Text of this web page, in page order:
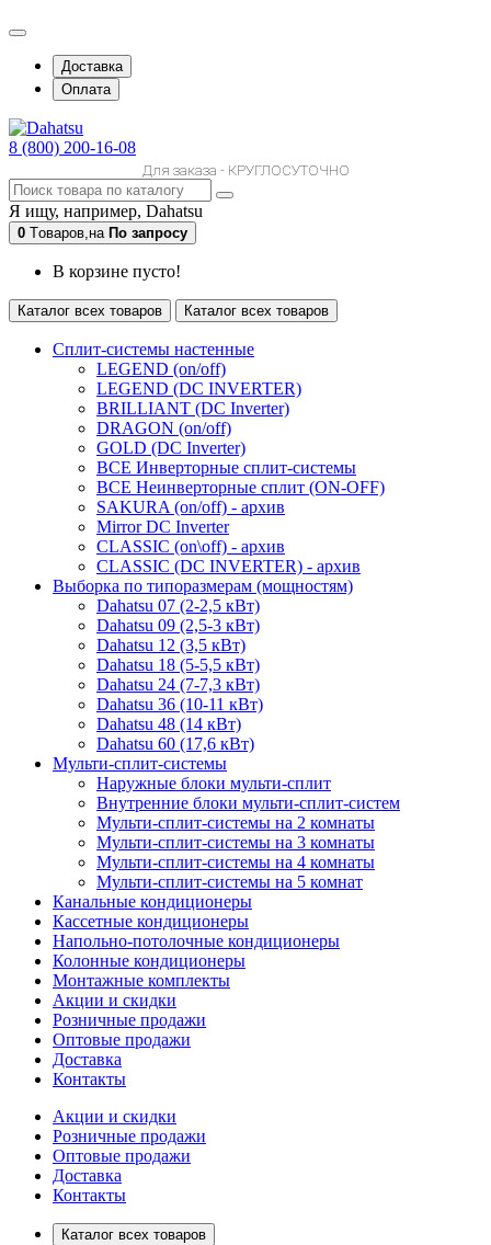
Доставка
Оплата
8 (800) 200-16-08
Для заказа - КРУГЛОСУТОЧНО
Я ищу, например, Dahatsu
0 Tоваров,на По запросу
В корзине пусто!
Каталог всех товаров Каталог всех товаров
Сплит-системы настенные
LEGEND (on/off)
LEGEND (DC INVERTER)
BRILLIANT (DC Inverter)
DRAGON (on/off)
GOLD (DC Inverter)
ВСЕ Инверторные сплит-системы
ВСЕ Неинверторные сплит (ON-OFF)
SAKURA (on/off) - архив
Mirror DC Inverter
CLASSIC (on\off) - архив
CLASSIC (DC INVERTER) - архив
Выборка по типоразмерам (мощностям)
Dahatsu 07 (2-2,5 кВт)
Dahatsu 09 (2,5-3 кВт)
Dahatsu 12 (3,5 кВт)
Dahatsu 18 (5-5,5 кВт)
Dahatsu 24 (7-7,3 кВт)
Dahatsu 36 (10-11 кВт)
Dahatsu 48 (14 кВт)
Dahatsu 60 (17,6 кВт)
Мульти-сплит-системы
Наружные блоки мульти-сплит
Внутренние блоки мульти-сплит-систем
Мульти-сплит-системы на 2 комнаты
Мульти-сплит-системы на 3 комнаты
Мульти-сплит-системы на 4 комнаты
Мульти-сплит-системы на 5 комнат
Канальные кондиционеры
Кассетные кондиционеры
Напольно-потолочные кондиционеры
Колонные кондиционеры
Монтажные комплекты
Акции и скидки
Розничные продажи
Оптовые продажи
Доставка
Контакты
Акции и скидки
Розничные продажи
Оптовые продажи
Доставка
Контакты
Каталог всех товаров